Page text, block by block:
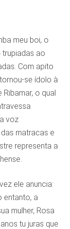
meu boi, o
ao
Com apito
se ídolo à
o qual
voz
matracas e
representa a
ele anuncia:
entanto, a
mulher, Rosa
tu juras que